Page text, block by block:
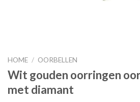
HOME / OORBELLEN
Wit gouden oorringen
met diamant